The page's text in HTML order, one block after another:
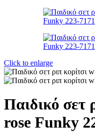
Click to enlarge
Παιδικό σετ
rose Funky